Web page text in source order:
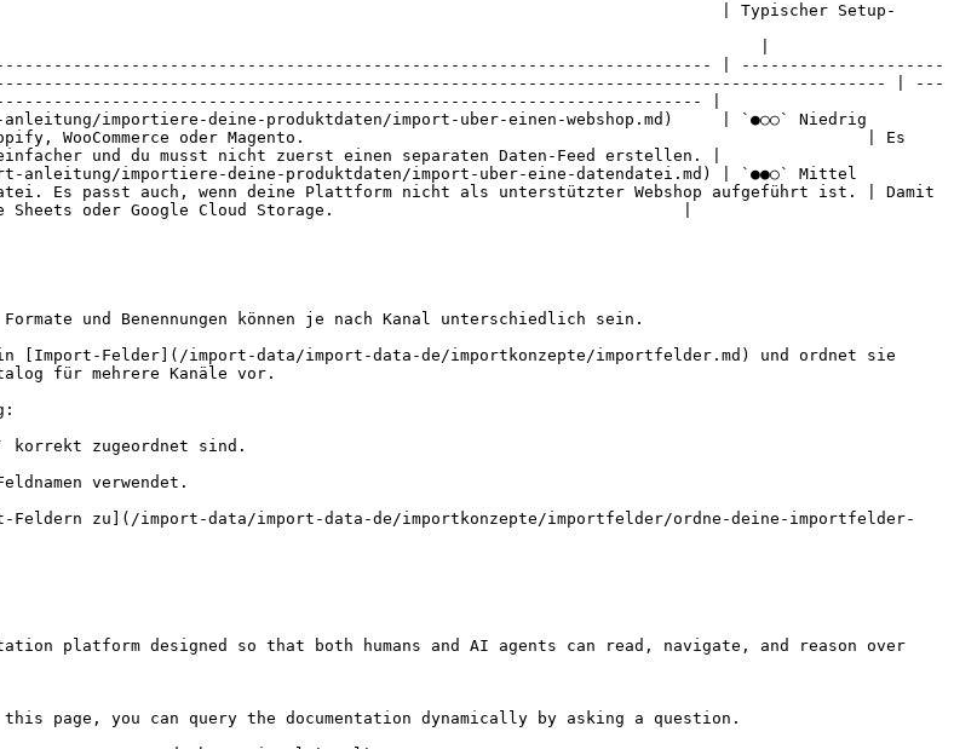
| Typischer Setup-
|
| ---------------------
| ---
|
importiere-deine-produktdaten/import-uber-einen-webshop.md)     | `●○○` Niedrig
Shopify, WooCommerce oder Magento.                                                          | Es
und du musst nicht zuerst einen separaten Daten-Feed erstellen. |
anleitung/importiere-deine-produktdaten/import-uber-eine-datendatei.md) | `●●○` Mittel
Es passt auch, wenn deine Plattform nicht als unterstützter Webshop aufgeführt ist. | Damit
Google Sheets oder Google Cloud Storage.                                    |
und Benennungen können je nach Kanal unterschiedlich sein.
[Import-Felder](/import-data/import-data-de/importkonzepte/importfelder.md) und ordnet sie
für mehrere Kanäle vor.
zugeordnet sind.
verwendet.
zu](/import-data/import-data-de/importkonzepte/importfelder/ordne-deine-importfelder-
platform designed so that both humans and AI agents can read, navigate, and reason over
you can query the documentation dynamically by asking a question.